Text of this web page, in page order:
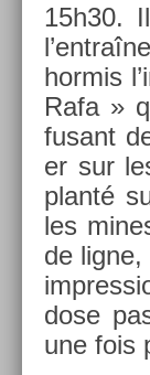
15h30.
hor­mis
Rafa »
fusant
er sur
planté
les
de
dose
une fois